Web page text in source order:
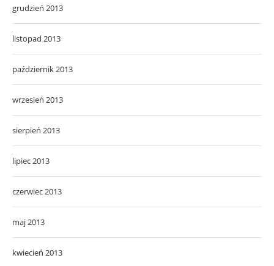
grudzień 2013
listopad 2013
październik 2013
wrzesień 2013
sierpień 2013
lipiec 2013
czerwiec 2013
maj 2013
kwiecień 2013